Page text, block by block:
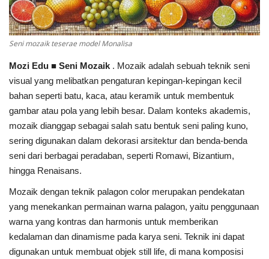
Seni mozaik teserae model Monalisa
Mozi Edu ■ Seni Mozaik . Mozaik adalah sebuah teknik seni
visual yang melibatkan pengaturan kepingan-kepingan kecil
bahan seperti batu, kaca, atau keramik untuk membentuk
gambar atau pola yang lebih besar. Dalam konteks akademis,
mozaik dianggap sebagai salah satu bentuk seni paling kuno,
sering digunakan dalam dekorasi arsitektur dan benda-benda
seni dari berbagai peradaban, seperti Romawi, Bizantium,
hingga Renaisans.
Mozaik dengan teknik palagon color merupakan pendekatan
yang menekankan permainan warna palagon, yaitu penggunaan
warna yang kontras dan harmonis untuk memberikan
kedalaman dan dinamisme pada karya seni. Teknik ini dapat
digunakan untuk membuat objek still life, di mana komposisi